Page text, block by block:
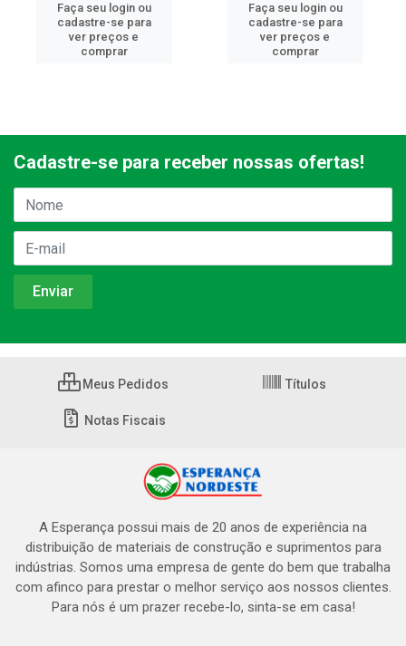
Faça seu login ou
cadastre-se para
ver preços e
comprar
Faça seu login ou
cadastre-se para
ver preços e
comprar
Cadastre-se para receber nossas ofertas!
Meus Pedidos Títulos
Notas Fiscais
A Esperança possui mais de 20 anos de experiência na
distribuição de materiais de construção e suprimentos para
indústrias. Somos uma empresa de gente do bem que trabalha
com afinco para prestar o melhor serviço aos nossos clientes.
Para nós é um prazer recebe-lo, sinta-se em casa!